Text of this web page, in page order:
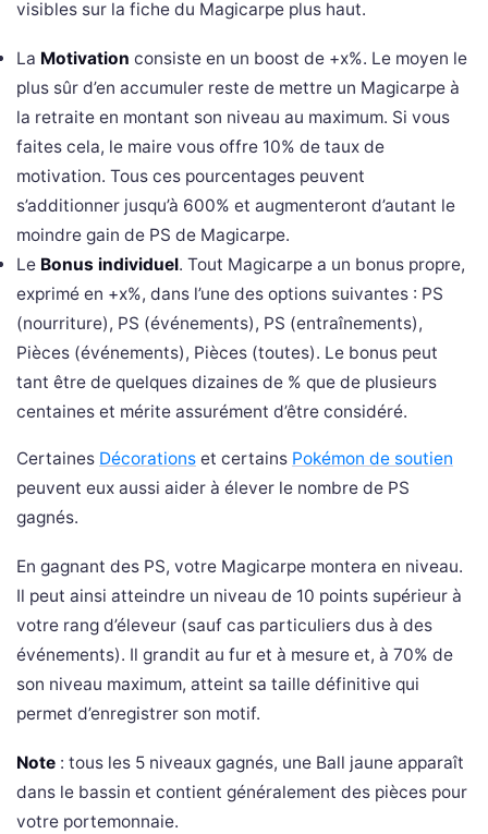
visibles sur la fiche du Magicarpe plus haut.
La Motivation consiste en un boost de +x%. Le moyen le
plus sûr d’en accumuler reste de mettre un Magicarpe à
la retraite en montant son niveau au maximum. Si vous
faites cela, le maire vous offre 10% de taux de
motivation. Tous ces pourcentages peuvent
s’additionner jusqu’à 600% et augmenteront d’autant le
moindre gain de PS de Magicarpe.
Le Bonus individuel. Tout Magicarpe a un bonus propre,
exprimé en +x%, dans l’une des options suivantes : PS
(nourriture), PS (événements), PS (entraînements),
Pièces (événements), Pièces (toutes). Le bonus peut
tant être de quelques dizaines de % que de plusieurs
centaines et mérite assurément d’être considéré.
Certaines Décorations et certains Pokémon de soutien
peuvent eux aussi aider à élever le nombre de PS
gagnés.
En gagnant des PS, votre Magicarpe montera en niveau.
Il peut ainsi atteindre un niveau de 10 points supérieur à
votre rang d’éleveur (sauf cas particuliers dus à des
événements). Il grandit au fur et à mesure et, à 70% de
son niveau maximum, atteint sa taille définitive qui
permet d’enregistrer son motif.
Note : tous les 5 niveaux gagnés, une Ball jaune apparaît
dans le bassin et contient généralement des pièces pour
votre portemonnaie.